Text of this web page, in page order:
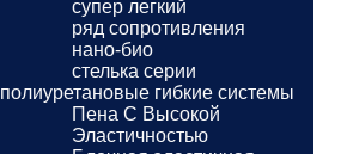
супер легкий
ряд сопротивления
нано-био
стелька серии
полиуретановые гибкие системы
Пена С Высокой
Эластичностью